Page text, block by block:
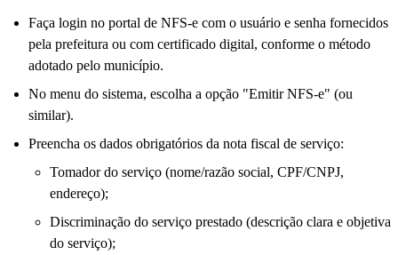
Faça login no portal de NFS-e com o usuário e senha fornecidos
pela prefeitura ou com certificado digital, conforme o método
adotado pelo município.
No menu do sistema, escolha a opção "Emitir NFS-e" (ou
similar).
Preencha os dados obrigatórios da nota fiscal de serviço:
Tomador do serviço (nome/razão social, CPF/CNPJ,
endereço);
Discriminação do serviço prestado (descrição clara e objetiva
do serviço);